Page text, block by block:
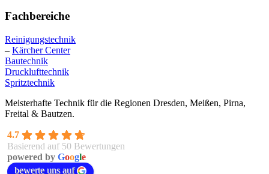
Fachbereiche
Reinigungstechnik
– Kärcher Center
Bautechnik
Drucklufttechnik
Spritztechnik
Meisterhafte Technik für die Regionen Dresden, Meißen, Pirna,
Freital & Bautzen.
4.7
Basierend auf 50 Bewertungen
powered by Google
bewerte uns auf